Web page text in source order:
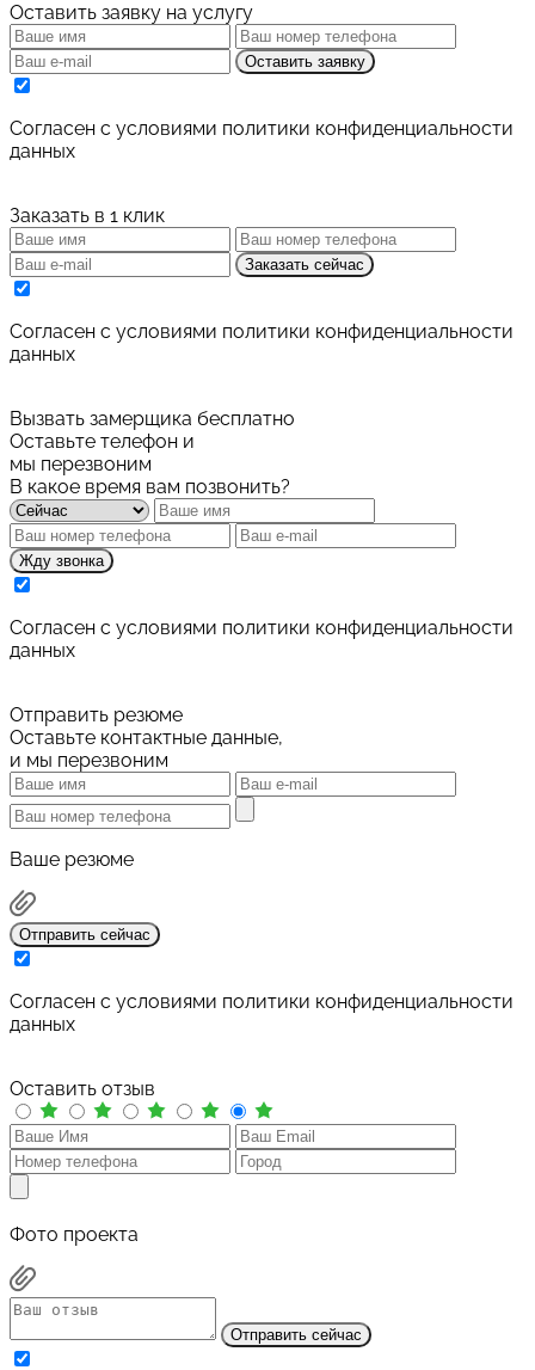
Оставить заявку на услугу
Оставить заявку
Cогласен с условиями политики конфиденциальности
данных
Заказать в 1 клик
Заказать сейчас
Cогласен с условиями политики конфиденциальности
данных
Вызвать замерщика бесплатно
Оставьте телефон и
мы перезвоним
В какое время вам позвонить?
Жду звонка
Cогласен с условиями политики конфиденциальности
данных
Отправить резюме
Оставьте контактные данные,
и мы перезвоним
Ваше резюме
Отправить сейчас
Cогласен с условиями политики конфиденциальности
данных
Оставить отзыв
Фото проекта
Отправить сейчас